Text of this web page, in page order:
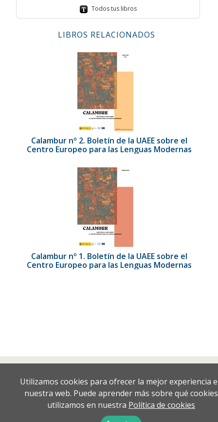
Todos tus libros
LIBROS RELACIONADOS
Calambur nº 2. Boletín de la UAEE sobre el
Centro Europeo para las Lenguas Modernas
Calambur nº 1. Boletín de la UAEE sobre el
Centro Europeo para las Lenguas Modernas
Utilizamos cookies para ofrecer la mejor experiencia
nuestra web. Puede aprender más sobre qué cookies
utilizamos en nuestra Política de cookies